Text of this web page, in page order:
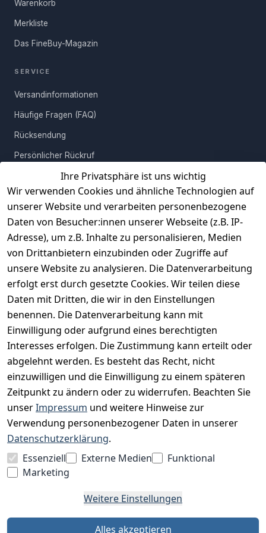
Fertigen per Hand erhält jedes Exemplar eine einzigartige
Struktur. Bei korrekter Pflege wirst Du lange Zeit Freude an
um Verschmutzungen zu entfernen. Hinterher wischst Du mit
Feierabend in vollen Zügen genießen.
Ihre Privatsphäre ist uns wichtig
Wir verwenden Cookies und ähnliche Technologien auf
unserer Website und verarbeiten personenbezogene
Daten von Besucher:innen unserer Webseite (z.B. IP-
Adresse), um z.B. Inhalte zu personalisieren, Medien
von Drittanbietern einzubinden oder Zugriffe auf
unsere Website zu analysieren. Die Datenverarbeitung
erfolgt erst durch gesetzte Cookies. Wir teilen diese
Daten mit Dritten, die wir in den Einstellungen
benennen. Die Datenverarbeitung kann mit
Einwilligung oder aufgrund eines berechtigten
Interesses erfolgen. Die Zustimmung kann erteilt oder
abgelehnt werden. Es besteht das Recht, nicht
einzuwilligen und die Einwilligung zu einem späteren
Zeitpunkt zu ändern oder zu widerrufen. Beachten Sie
unserImpressum und weitere Hinweise zur
Verwendung personenbezogener Daten in unserer
Datenschutzerklärung.
Essenziell
Externe Medien
Funktional
Marketing
Weitere Einstellungen
Alles akzeptieren
Warenkorb
Merkliste
Das FineBuy-Magazin
SERVICE
Versandinformationen
Häufige Fragen (FAQ)
Rücksendung
Persönlicher Rückruf
Erfahrungen
Vertrag widerrufen
INFORMATIONEN
Widerrufsrecht
Datenschutz
Unser Unternehmen
Charity & Wohltätigkeit
BESUCHE UNS
BEQUEM BEZAHLEN MIT
WIR VERSENDEN MIT